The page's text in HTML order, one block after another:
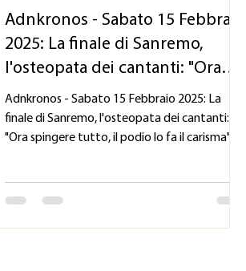
Adnkronos - Sabato 15 Febbraio
2025: La finale di Sanremo,
l'osteopata dei cantanti: "Ora
spingere tutto, il podio lo fa il
carisma"
Adnkronos - Sabato 15 Febbraio 2025: La
finale di Sanremo, l'osteopata dei cantanti:
"Ora spingere tutto, il podio lo fa il carisma" -